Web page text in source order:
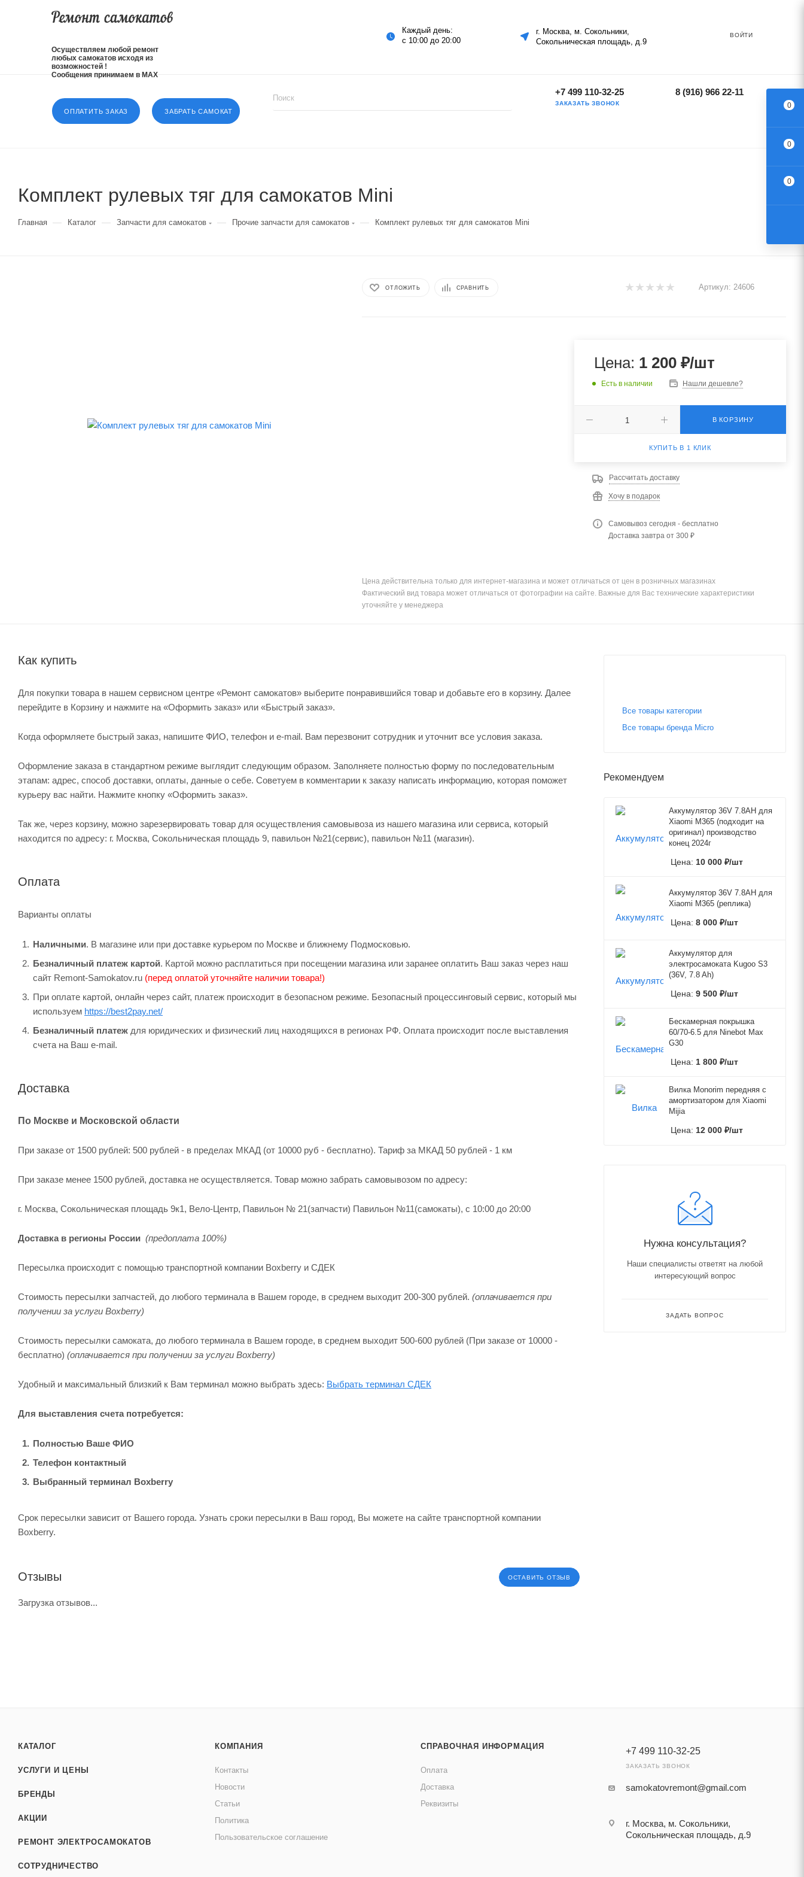
Осуществляем любой ремонт
любых самокатов исходя из
возможностей !
Сообщения принимаем в MAX
Каждый день:
с 10:00 до 20:00
г. Москва, м. Сокольники,
Сокольническая площадь, д.9
ВОЙТИ
ОПЛАТИТЬ ЗАКАЗ ЗАБРАТЬ САМОКАТ
+7 499 110-32-25
ЗАКАЗАТЬ ЗВОНОК
8 (916) 966 22-11
Комплект рулевых тяг для самокатов Mini
Главная — Каталог — Запчасти для самокатов — Прочие запчасти для самокатов — Комплект рулевых тяг для самокатов Mini
ОТЛОЖИТЬ СРАВНИТЬ Артикул: 24606
Цена: 1 200₽/шт
Есть в наличии Нашли дешевле?
В КОРЗИНУ
КУПИТЬ В 1 КЛИК
Рассчитать доставку
Хочу в подарок
Самовывоз сегодня - бесплатно
Доставка завтра от 300 ₽
Цена действительна только для интернет-магазина и может отличаться от цен в розничных магазинах
Фактический вид товара может отличаться от фотографии на сайте. Важные для Вас технические характеристики
уточняйте у менеджера
Как купить
Для покупки товара в нашем сервисном центре «Ремонт самокатов» выберите понравившийся товар и добавьте его в корзину. Далее
перейдите в Корзину и нажмите на «Оформить заказ» или «Быстрый заказ».
Когда оформляете быстрый заказ, напишите ФИО, телефон и e-mail. Вам перезвонит сотрудник и уточнит все условия заказа.
Оформление заказа в стандартном режиме выглядит следующим образом. Заполняете полностью форму по последовательным
этапам: адрес, способ доставки, оплаты, данные о себе. Советуем в комментарии к заказу написать информацию, которая поможет
курьеру вас найти. Нажмите кнопку «Оформить заказ».
Так же, через корзину, можно зарезервировать товар для осуществления самовывоза из нашего магазина или сервиса, который
находится по адресу: г. Москва, Сокольническая площадь 9, павильон №21(сервис), павильон №11 (магазин).
Оплата
Варианты оплаты
Наличными. В магазине или при доставке курьером по Москве и ближнему Подмосковью.
Безналичный платеж картой. Картой можно расплатиться при посещении магазина или заранее оплатить Ваш заказ через наш
сайт Remont-Samokatov.ru (перед оплатой уточняйте наличии товара!)
При оплате картой, онлайн через сайт, платеж происходит в безопасном режиме. Безопасный процессинговый сервис, который мы
используем https://best2pay.net/
Безналичный платеж для юридических и физический лиц находящихся в регионах РФ. Оплата происходит после выставления
счета на Ваш e-mail.
Доставка
По Москве и Московской области
При заказе от 1500 рублей: 500 рублей - в пределах МКАД (от 10000 руб - бесплатно). Тариф за МКАД 50 рублей - 1 км
При заказе менее 1500 рублей, доставка не осуществляется. Товар можно забрать самовывозом по адресу:
г. Москва, Сокольническая площадь 9к1, Вело-Центр, Павильон № 21(запчасти) Павильон №11(cамокаты), с 10:00 до 20:00
Доставка в регионы России (предоплата 100%)
Пересылка происходит с помощью транспортной компании Boxberry и СДЕК
Стоимость пересылки запчастей, до любого терминала в Вашем городе, в среднем выходит 200-300 рублей. (оплачивается при
получении за услуги Boxberry)
Стоимость пересылки самоката, до любого терминала в Вашем городе, в среднем выходит 500-600 рублей (При заказе от 10000 -
бесплатно) (оплачивается при получении за услуги Boxberry)
Удобный и максимальный близкий к Вам терминал можно выбрать здесь: Выбрать терминал СДЕК
Для выставления счета потребуется:
Полностью Ваше ФИО
Телефон контактный
Выбранный терминал Boxberry
Срок пересылки зависит от Вашего города. Узнать сроки пересылки в Ваш город, Вы можете на сайте транспортной компании
Boxberry.
Отзывы ОСТАВИТЬ ОТЗЫВ
Загрузка отзывов...
Все товары категории
Все товары бренда Micro
Рекомендуем
Аккумулятор 36V 7.8AH для
Xiaomi M365 (подходит на
оригинал) производство
конец 2024г
Цена: 10 000 ₽/шт
Аккумулятор 36V 7.8AH для
Xiaomi M365 (реплика)
Цена: 8 000 ₽/шт
Аккумулятор для
электросамоката Kugoo S3
(36V, 7.8 Ah)
Цена: 9 500 ₽/шт
Бескамерная покрышка
60/70-6.5 для Ninebot Max
G30
Цена: 1 800 ₽/шт
Вилка Monorim передняя с
амортизатором для Xiaomi
Mijia
Цена: 12 000 ₽/шт
Нужна консультация?
Наши специалисты ответят на любой
интересующий вопрос
ЗАДАТЬ ВОПРОС
КАТАЛОГ
УСЛУГИ И ЦЕНЫ
БРЕНДЫ
АКЦИИ
РЕМОНТ ЭЛЕКТРОСАМОКАТОВ
СОТРУДНИЧЕСТВО
КОМПАНИЯ
Контакты
Новости
Статьи
Политика
Пользовательское соглашение
СПРАВОЧНАЯ ИНФОРМАЦИЯ
Оплата
Доставка
Реквизиты
+7 499 110-32-25
ЗАКАЗАТЬ ЗВОНОК
samokatovremont@gmail.com
г. Москва, м. Сокольники,
Сокольническая площадь, д.9
0
0
0